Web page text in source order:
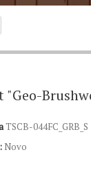
"Geo-
TSCB-044FC_GRB_S
Novo